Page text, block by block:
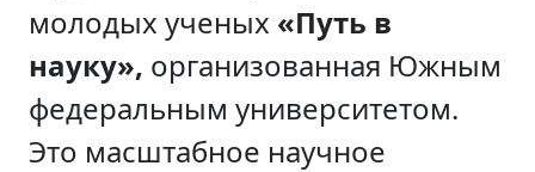
молодых ученых «Путь в
науку», организованная Южным
федеральным университетом.
Это масштабное научное